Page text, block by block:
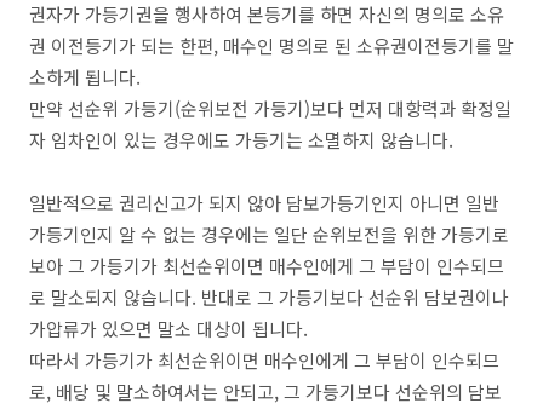
권자가 가등기권을 행사하여 본등기를 하면 자신의 명의로 소유
권 이전등기가 되는 한편, 매수인 명의로 된 소유권이전등기를 말
소하게 됩니다.
만약 선순위 가등기(순위보전 가등기)보다 먼저 대항력과 확정일
자 임차인이 있는 경우에도 가등기는 소멸하지 않습니다.
일반적으로 권리신고가 되지 않아 담보가등기인지 아니면 일반
가등기인지 알 수 없는 경우에는 일단 순위보전을 위한 가등기로
보아 그 가등기가 최선순위이면 매수인에게 그 부담이 인수되므
로 말소되지 않습니다. 반대로 그 가등기보다 선순위 담보권이나
가압류가 있으면 말소 대상이 됩니다.
따라서 가등기가 최선순위이면 매수인에게 그 부담이 인수되므
로, 배당 및 말소하여서는 안되고, 그 가등기보다 선순위의 담보